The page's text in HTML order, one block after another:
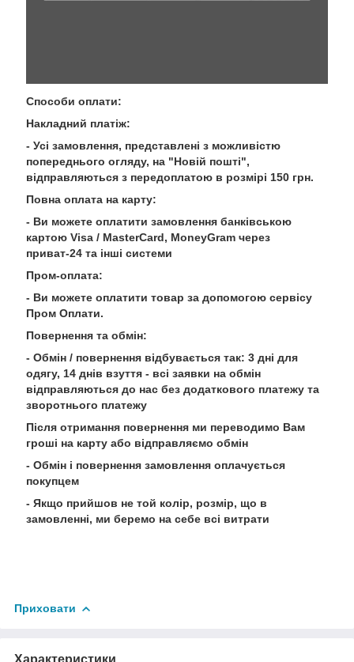
Способи оплати:
Накладний платіж:
- Усі замовлення, представлені з можливістю
попереднього огляду, на "Новій пошті",
відправляються з передоплатою в розмірі 150 грн.
Повна оплата на карту:
- Ви можете оплатити замовлення банківською
картою Visa / MasterCard, MoneyGram через
приват-24 та інші системи
Пром-оплата:
- Ви можете оплатити товар за допомогою сервісу
Пром Оплати.
Повернення та обмін:
- Обмін / повернення відбувається так: 3 дні для
одягу, 14 днів взуття - всі заявки на обмін
відправляються до нас без додаткового платежу та
зворотнього платежу
Після отримання повернення ми переводимо Вам
гроші на карту або відправляємо обмін
- Обмін і повернення замовлення оплачується
покупцем
- Якщо прийшов не той колір, розмір, що в
замовленні, ми беремо на себе всі витрати
Приховати
Характеристики